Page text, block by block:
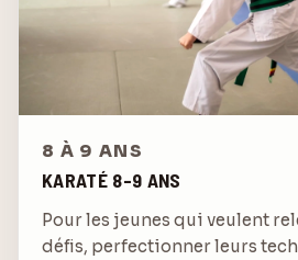
8 À 9 ANS
KARATÉ 8-9 ANS
Pour les jeunes qui veulent
défis, perfectionner leurs